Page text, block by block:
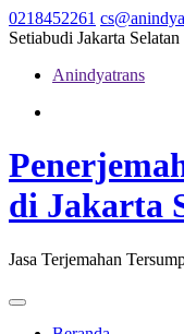
Skip
to
0218452261
Setiabudi Jakarta Selatan
Anindyatrans
di Jakarta
Jasa Terjemahan
Open